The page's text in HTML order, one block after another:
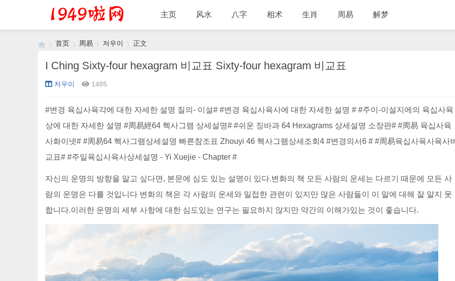
主页 风水 八字 相术 生肖 周易 解梦
›
首页
›
周易
›
저우이 正文
I Ching Sixty-four hexagram 비교표 Sixty-four hexagram 비교표
저우이 1485
#변경 육십사육각에 대한 자세한 설명 질의- 이설# #변경 육십사육사에 대한 자세한 설명 # #주이-이설지에의 육십사육
상에 대한 자세한 설명 #周易經64 헥사그램 상세설명# #쉬운 징바과 64 Hexagrams 상세설명 소장판# #周易 육십사육
사화이넷# #周易64 헥사그램상세설명 빠른참조표 Zhouyi 46 헥사그램상세조회4 #변경의서6 # #周易육십사육사육사비
교표# #주일육십사육사상세설명 - Yi Xuejie - Chapter #
자신의 운명의 방향을 알고 싶다면, 본문에 심도 있는 설명이 있다.변화의 책 모든 사람의 운세는 다르기 때문에 모든 사
람의 운명은 다를 것입니다 변화의 책은 각 사람의 운세와 밀접한 관련이 있지만 많은 사람들이 이 말에 대해 잘 알지 못
합니다.이러한 운명의 세부 사항에 대한 심도있는 연구는 필요하지 않지만 약간의 이해가있는 것이 좋습니다.